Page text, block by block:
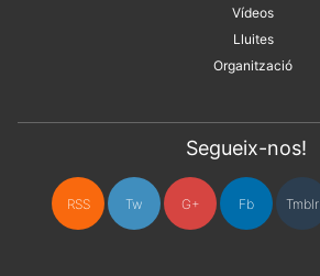
Vídeos
Lluites
Organització
Segueix-nos!
RSS Tw G+ Fb Tmblr